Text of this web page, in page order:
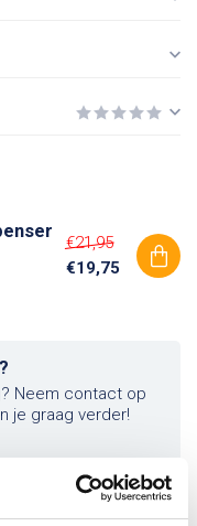
€21,95
€19,75
Neem contact op
je graag verder!